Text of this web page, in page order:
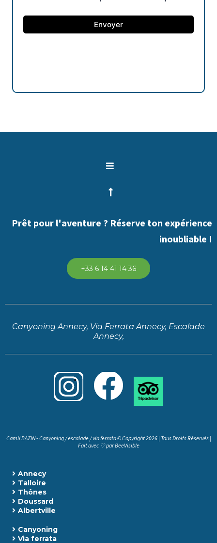
Envoyer
Prêt pour l'aventure ? Réserve ton expérience
inoubliable !
+33 6 14 41 14 36
Canyoning Annecy, Via Ferrata Annecy, Escalade
Annecy,
Camil BAZIN - Canyoning / escalade / via ferrata © Copyright 2026 | Tous Droits Réservés |
Fait avec ♡ parBeeVisible
Annecy
Talloire
Thônes
Doussard
Albertville
Canyoning
Via ferrata